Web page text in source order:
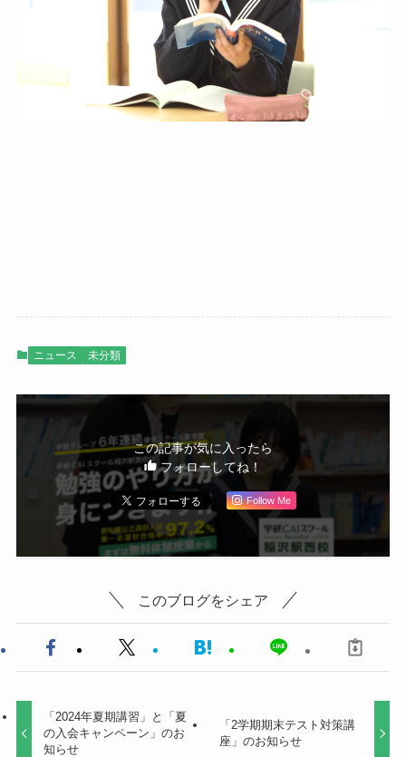
ニュース 未分類
この記事が気に入ったら
フォローしてね！
Follow Me
このブログをシェア
「2024年夏期講習」と「夏
の入会キャンペーン」のお
知らせ
「2学期期末テスト対策講
座」のお知らせ